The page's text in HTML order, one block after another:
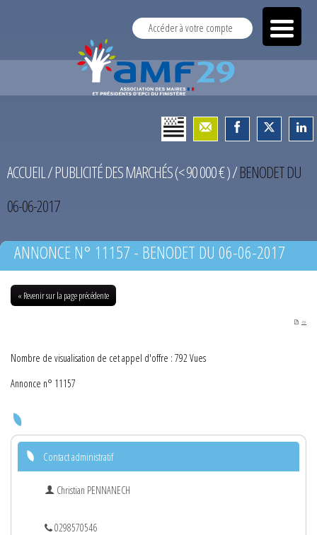
Accéder à votre compte
ACCUEIL/PUBLICITÉ DES MARCHÉS (< 90 000 € )/BENODET DU
06-06-2017
ANNONCE N° 11157 - BENODET DU 06-06-2017
« Revenir sur la page précédente
PDF
Nombre de visualisation de cet appel d'offre : 792 Vues
Annonce n° 11157
Contact administratif
Christian PENNANECH
0298570546